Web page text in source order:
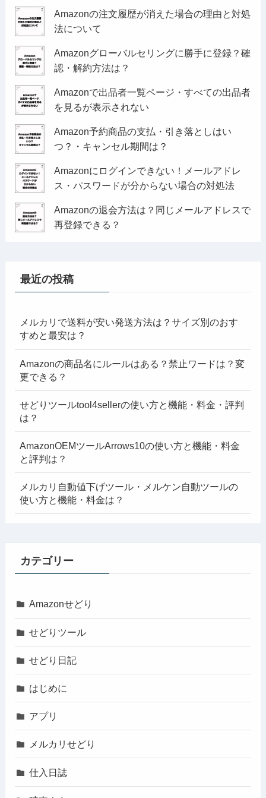
Amazonの注文履歴が消えた場合の理由と対処
法について
Amazonグローバルセリングに勝手に登録？確
認・解約方法は？
Amazonで出品者一覧ページ・すべての出品者
を見るが表示されない
Amazon予約商品の支払・引き落としはい
つ？・キャンセル期間は？
Amazonにログインできない！メールアドレ
ス・パスワードが分からない場合の対処法
Amazonの退会方法は？同じメールアドレスで
再登録できる？
最近の投稿
メルカリで送料が安い発送方法は？サイズ別のおす
すめと最安は？
Amazonの商品名にルールはある？禁止ワードは？変
更できる？
せどりツールtool4sellerの使い方と機能・料金・評判
は？
AmazonOEMツールArrows10の使い方と機能・料金
と評判は？
メルカリ自動値下げツール・メルケン自動ツールの
使い方と機能・料金は？
カテゴリー
Amazonせどり
せどりツール
せどり日記
はじめに
アプリ
メルカリせどり
仕入日誌